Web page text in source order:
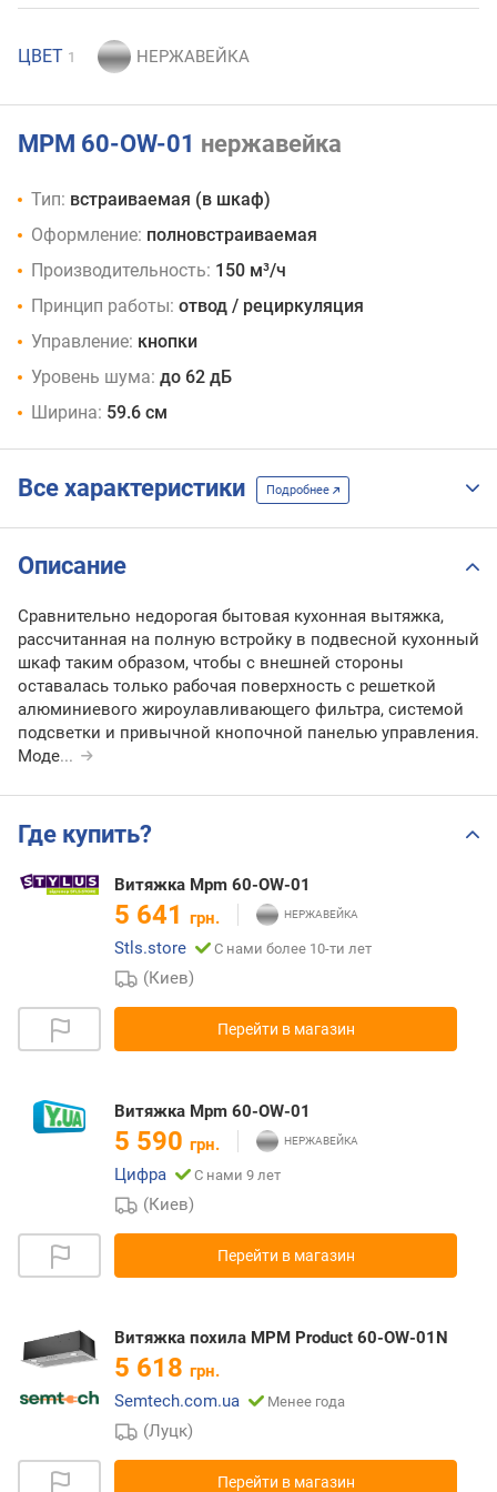
ЦВЕТ 1
MPM 60-OW-01 нержавейка
Тип: встраиваемая (в шкаф)
Оформление: полновстраиваемая
Производительность: 150 м³/ч
Принцип работы: отвод / рециркуляция
Управление: кнопки
Уровень шума: до 62 дБ
Ширина: 59.6 см
Все характеристики Подробнее
Описание
Сравнительно недорогая бытовая кухонная вытяжка,
рассчитанная на полную встройку в подвесной кухонный
шкаф таким образом, чтобы с внешней стороны
оставалась только рабочая поверхность с решеткой
алюминиевого жироулавливающего фильтра, системой
подсветки и привычной кнопочной панелью управления.
Моде...
Где купить?
Витяжка Mpm 60-OW-01
5 641 грн.
Stls.store
С нами более 10-ти лет
(Киев)
Перейти в магазин
Витяжка Mpm 60-OW-01
5 590 грн.
Цифра
С нами 9 лет
(Киев)
Перейти в магазин
Витяжка похила MPM Product 60-OW-01N
5 618 грн.
Semtech.com.ua
Менее года
(Луцк)
Перейти в магазин